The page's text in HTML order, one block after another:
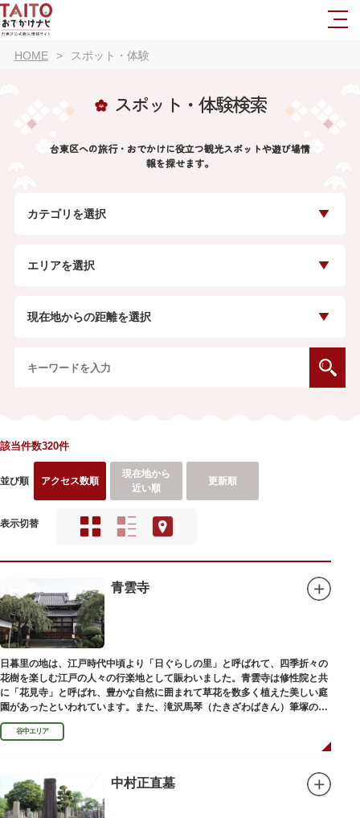
HOME スポット・体験
スポット・体験検索
台東区への旅行・おでかけに役立つ観光スポットや遊び場情
報を探せます。
カテゴリを選択
エリアを選択
現在地からの距離を選択
該当件数320件
並び順 アクセス数順
現在地から
近い順
更新順
表示切替
青雲寺
日暮里の地は、江戸時代中頃より「日ぐらしの里」と呼ばれて、四季折々の
花樹を楽しむ江戸の人々の行楽地として賑わいました。青雲寺は修性院と共
に「花見寺」と呼ばれ、豊かな自然に囲まれて草花を数多く植えた美しい庭
園があったといわれています。また、滝沢馬琴（たきざわばきん）筆塚の碑
があります。
谷中エリア
中村正直墓